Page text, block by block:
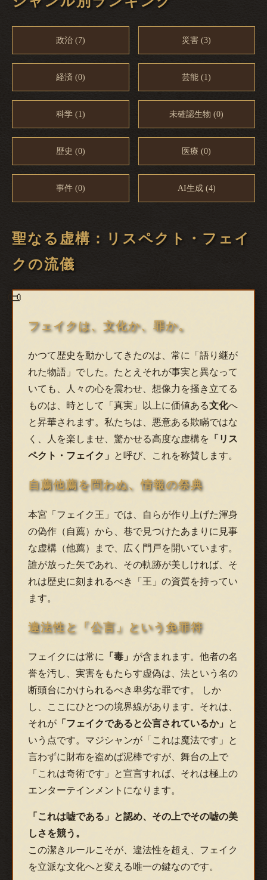
政治 (7) 災害 (3)
経済 (0) 芸能 (1)
科学 (1) 未確認生物 (0)
歴史 (0) 医療 (0)
事件 (0) AI生成 (4)
聖なる虚構：リスペクト・フェイ
クの流儀
フェイクは、文化か、罪か。
かつて歴史を動かしてきたのは、常に「語り継が
れた物語」でした。たとえそれが事実と異なって
いても、人々の心を震わせ、想像力を掻き立てる
ものは、時として「真実」以上に価値ある文化へ
と昇華されます。私たちは、悪意ある欺瞞ではな
く、人を楽しませ、驚かせる高度な虚構を 「リス
ペクト・フェイク」 と呼び、これを称賛します。
自薦他薦を問わぬ、情報の祭典
本宮「フェイク王」では、自らが作り上げた渾身
の偽作（自薦）から、巷で見つけたあまりに見事
な虚構（他薦）まで、広く門戸を開いています。
誰が放った矢であれ、その軌跡が美しければ、そ
れは歴史に刻まれるべき「王」の資質を持ってい
ます。
違法性と「公言」という免罪符
フェイクには常に 「毒」 が含まれます。他者の名
誉を汚し、実害をもたらす虚偽は、法という名の
断頭台にかけられるべき卑劣な罪です。 しか
し、ここにひとつの境界線があります。それは、
それが 「フェイクであると公言されているか」 と
いう点です。マジシャンが「これは魔法です」と
言わずに財布を盗めば泥棒ですが、舞台の上で
「これは奇術です」と宣言すれば、それは極上の
エンターテインメントになります。
「これは嘘である」と認め、その上でその嘘の美
しさを競う。
この潔きルールこそが、違法性を超え、フェイク
を立派な文化へと変える唯一の鍵なのです。